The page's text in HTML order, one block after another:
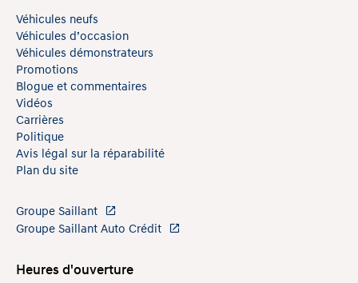
Véhicules neufs
Véhicules d’occasion
Véhicules démonstrateurs
Promotions
Blogue et commentaires
Vidéos
Carrières
Politique
Avis légal sur la réparabilité
Plan du site
Groupe Saillant
Groupe Saillant Auto Crédit
Heures d'ouverture